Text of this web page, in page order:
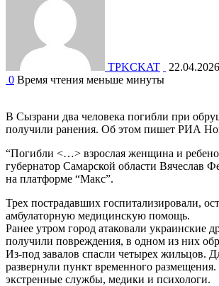
TPKCKAT
22.04.2026
0 Время чтения меньше минуты
В Сызрани два человека погибли при
получили ранения. Об этом пишет РИА
“Погибли <…> взрослая женщина и
губернатор Самарской области Вячеслав
на платформе “Макс”.
Трех пострадавших госпитализировали,
амбулаторную медицинскую помощь.
Ранее утром город атаковали украинские
получили повреждения, в одном из них
Из-под завалов спасли четырех жильцов.
развернули пункт временного
экстренные службы, медики и психологи.